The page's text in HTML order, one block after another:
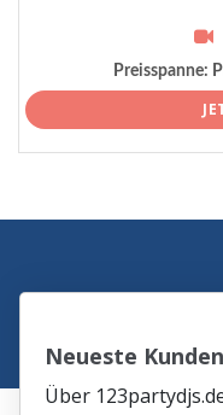
Preisspanne:
Neueste
Über